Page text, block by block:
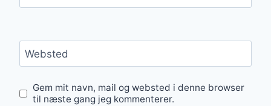
Websted
Gem mit navn, mail og websted i denne browser
til næste gang jeg kommenterer.